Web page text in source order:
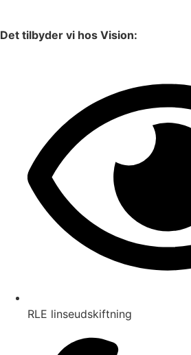
Det tilbyder vi hos Vision:
RLE linseudskiftning